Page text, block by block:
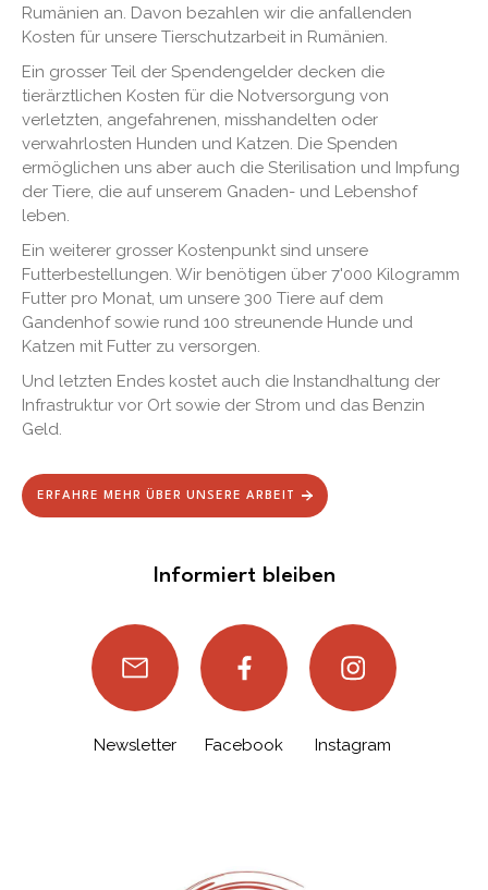
Rumänien an. Davon bezahlen wir die anfallenden
Kosten für unsere Tierschutzarbeit in Rumänien.
Ein grosser Teil der Spendengelder decken die
tierärztlichen Kosten für die Notversorgung von
verletzten, angefahrenen, misshandelten oder
verwahrlosten Hunden und Katzen. Die Spenden
ermöglichen uns aber auch die Sterilisation und Impfung
der Tiere, die auf unserem Gnaden- und Lebenshof
leben.
Ein weiterer grosser Kostenpunkt sind unsere
Futterbestellungen. Wir benötigen über 7'000 Kilogramm
Futter pro Monat, um unsere 300 Tiere auf dem
Gandenhof sowie rund 100 streunende Hunde und
Katzen mit Futter zu versorgen.
Und letzten Endes kostet auch die Instandhaltung der
Infrastruktur vor Ort sowie der Strom und das Benzin
Geld.
ERFAHRE MEHR ÜBER UNSERE ARBEIT
Informiert bleiben
Newsletter Facebook Instagram